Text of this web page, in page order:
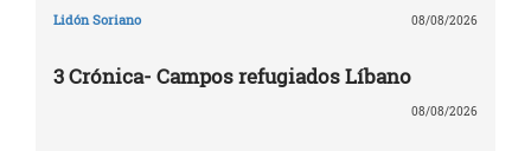
Lidón Soriano 08/08/2026
3 Crónica- Campos refugiados Líbano
08/08/2026